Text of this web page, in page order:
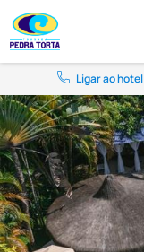
Ligar ao hotel